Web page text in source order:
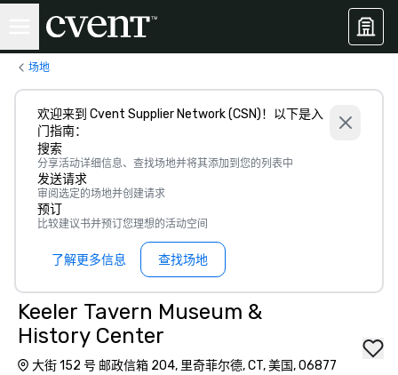
场地
欢迎来到 Cvent Supplier Network (CSN)！以下是入
门指南：
搜索
分享活动详细信息、查找场地并将其添加到您的列表中
发送请求
审阅选定的场地并创建请求
预订
比较建议书并预订您理想的活动空间
了解更多信息 查找场地
Keeler Tavern Museum &
History Center
大街 152 号 邮政信箱 204, 里奇菲尔德, CT, 美国, 06877